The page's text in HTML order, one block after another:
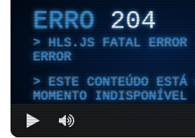
ERRO204
HLS.JS FATAL ERROR
ERROR
ESTE CONTEÚDO ESTÁ
MOMENTO INDISPONÍVEL